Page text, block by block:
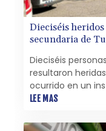
Dieciséis
secundaria de
Dieciséis
resultaron
ocurrido en un
Sanliurfa, en el
LEE MAS